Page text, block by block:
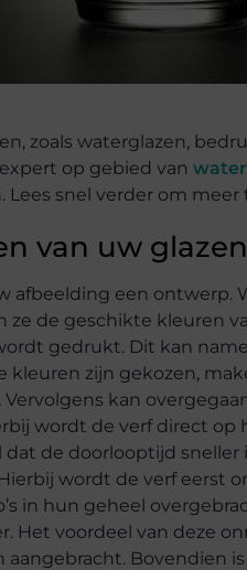
zoals waterglazen,
op gebied van
snel verder om
van uw glazen
afbeelding een
ze de geschikte kleuren
gedrukt. Dit kan
zijn gekozen,
kan
wordt de verf direct
de doorlooptijd
wordt de verf eerst
in hun geheel
Het voordeel van deze
Bovendien